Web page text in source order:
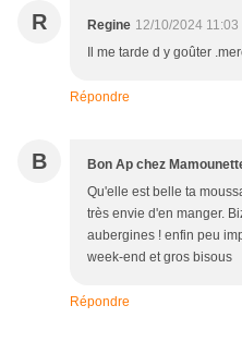
R Regine 12/10/2024 11:03
Il me tarde d y goûter
Répondre
B Bon Ap chez
Qu'elle est belle ta
très envie d'en manger.
aubergines ! enfin peu
week-end et gros bisous
Répondre